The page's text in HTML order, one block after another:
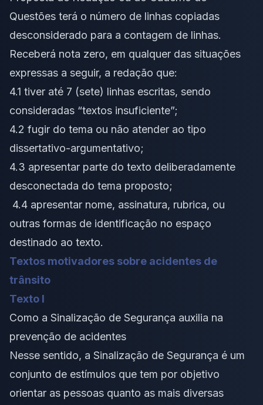
Questões terá o número de linhas copiadas
desconsiderado para a contagem de linhas.
Receberá nota zero, em qualquer das situações
expressas a seguir, a redação que:
4.1 tiver até 7 (sete) linhas escritas, sendo
consideradas “textos insuficiente”;
4.2 fugir do tema ou não atender ao tipo
dissertativo-argumentativo;
4.3 apresentar parte do texto deliberadamente
desconectada do tema proposto;
4.4 apresentar nome, assinatura, rubrica, ou
outras formas de identificação no espaço
destinado ao texto.
Textos motivadores sobre acidentes de
trânsito
Texto I
Como a Sinalização de Segurança auxilia na
prevenção de acidentes
Nesse sentido, a Sinalização de Segurança é um
conjunto de estímulos que tem por objetivo
orientar as pessoas quanto as mais diversas